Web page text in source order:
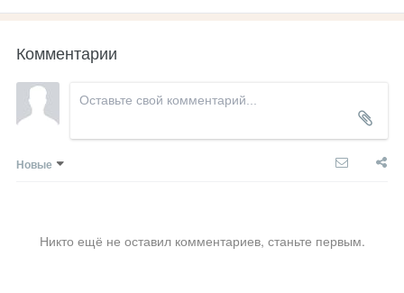
Комментарии
Новые
Никто ещё не оставил комментариев, станьте первым.